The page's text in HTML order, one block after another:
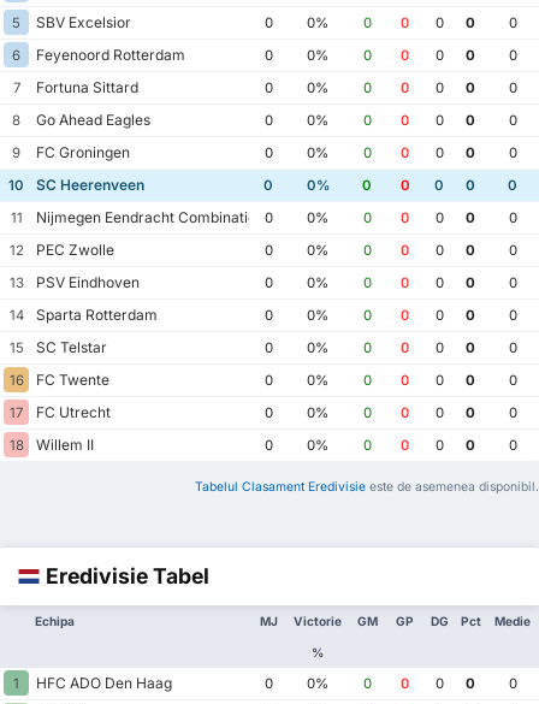
5
SBV Excelsior 0 0% 0 0 0 0
0
6
Feyenoord Rotterdam 0 0% 0 0 0 0
0
7
Fortuna Sittard 0 0% 0 0 0 0
0
8
Go Ahead Eagles 0 0% 0 0 0 0
0
9
FC Groningen 0 0% 0 0 0 0
0
10
SC Heerenveen 0 0% 0 0 0 0
0
11
Nijmegen Eendracht Combinatie 0 0% 0 0 0 0
0
12
PEC Zwolle 0 0% 0 0 0 0
0
13
PSV Eindhoven 0 0% 0 0 0 0
0
14
Sparta Rotterdam 0 0% 0 0 0 0
0
15
SC Telstar 0 0% 0 0 0 0
0
16
FC Twente 0 0% 0 0 0 0
0
17
FC Utrecht 0 0% 0 0 0 0
0
18
Willem II 0 0% 0 0 0 0 0
Tabelul Clasament Eredivisie este de asemenea disponibil.
Eredivisie Tabel
Echipa MJ Victorie
%
GM GP DG Pct Medie
1 HFC ADO Den Haag 0 0% 0 0 0 0
0